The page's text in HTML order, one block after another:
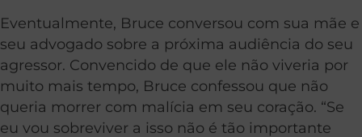
Eventualmente, Bruce conversou com sua mãe e
seu advogado sobre a próxima audiência do seu
agressor. Convencido de que ele não viveria por
muito mais tempo, Bruce confessou que não
queria morrer com malícia em seu coração. “Se
eu vou sobreviver a isso não é tão importante